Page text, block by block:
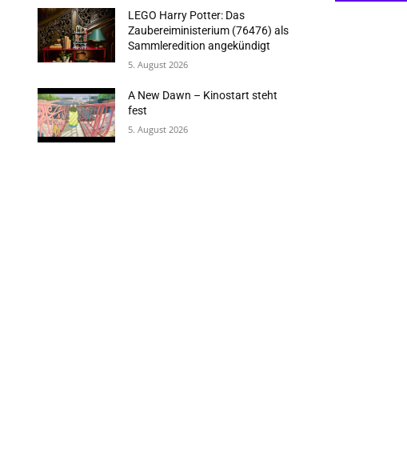
LEGO Harry Potter: Das
Zaubereiministerium (76476) als
Sammleredition angekündigt
5. August 2026
A New Dawn – Kinostart steht
fest
5. August 2026